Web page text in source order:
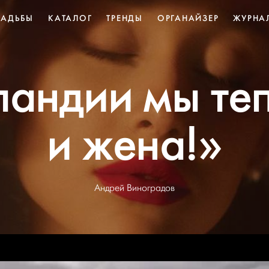
КАТАЛОГ ТРЕНДЫ ОРГАНАЙЗЕР
мы
и жена!»
Андрей Виноградов